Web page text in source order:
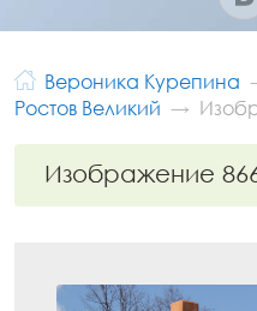
Вероника Курепина
Ростов Великий
Изображение